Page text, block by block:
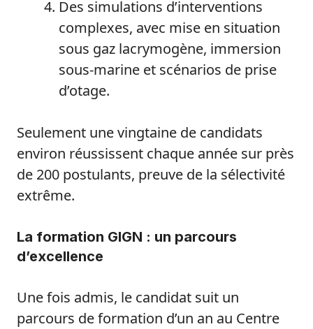
Des simulations d’interventions
complexes, avec mise en situation
sous gaz lacrymogène, immersion
sous-marine et scénarios de prise
d’otage.
Seulement une vingtaine de candidats
environ réussissent chaque année sur près
de 200 postulants, preuve de la sélectivité
extrême.
La formation GIGN : un parcours
d’excellence
Une fois admis, le candidat suit un
parcours de formation d’un an au Centre